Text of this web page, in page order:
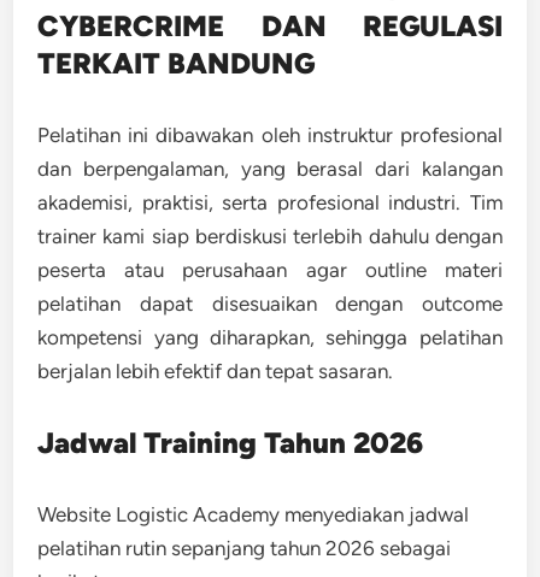
CYBERCRIME DAN REGULASI
TERKAIT BANDUNG
Pelatihan ini dibawakan oleh instruktur profesional
dan berpengalaman, yang berasal dari kalangan
akademisi, praktisi, serta profesional industri. Tim
trainer kami siap berdiskusi terlebih dahulu dengan
peserta atau perusahaan agar outline materi
pelatihan dapat disesuaikan dengan outcome
kompetensi yang diharapkan, sehingga pelatihan
berjalan lebih efektif dan tepat sasaran.
Jadwal Training Tahun 2026
Website Logistic Academy menyediakan jadwal
pelatihan rutin sepanjang tahun 2026 sebagai